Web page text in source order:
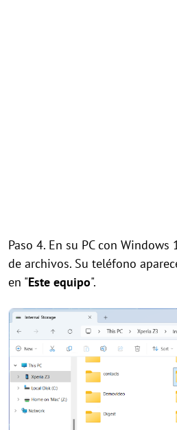
Paso 4. En su PC con
de archivos. Su teléfono
en "Este equipo".